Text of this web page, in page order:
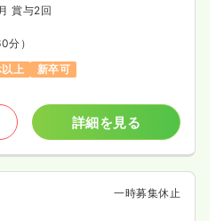
上
詳細を見る
一般病院
賞与2回
分）
上
新卒可
詳細を見る
一時募集休止